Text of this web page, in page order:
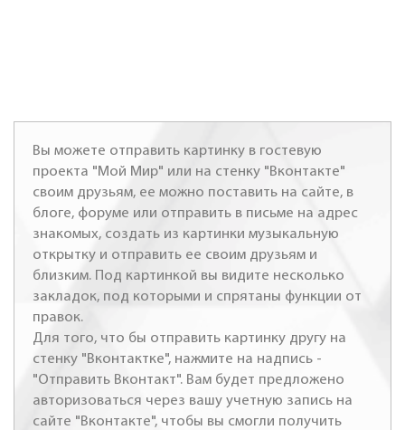
Вы можете отправить картинку в гостевую
проекта "Мой Мир" или на стенку "Вконтакте"
своим друзьям, ее можно поставить на сайте, в
блоге, форуме или отправить в письме на адрес
знакомых, создать из картинки музыкальную
открытку и отправить ее своим друзьям и
близким. Под картинкой вы видите несколько
закладок, под которыми и спрятаны функции от
правок.
Для того, что бы отправить картинку другу на
стенку "Вконтактке", нажмите на надпись -
"Отправить Вконтакт". Вам будет предложено
авторизоваться через вашу учетную запись на
сайте "Вконтакте", чтобы вы смогли получить